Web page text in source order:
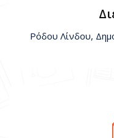
ΒΕΒΑΙΩΣΕΙΣ
Ρόδου Λίνδου,